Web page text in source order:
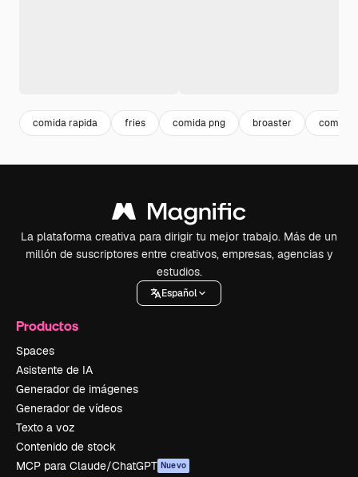
comida rapida fries comida png broaster comida
La plataforma creativa para dirigir tu mejor trabajo. Más de un
millón de suscriptores entre creativos, empresas, agencias y
estudios.
Español
Productos
Spaces
Asistente de IA
Generador de imágenes
Generador de vídeos
Texto a voz
Contenido de stock
MCP para Claude/ChatGPT Nuevo